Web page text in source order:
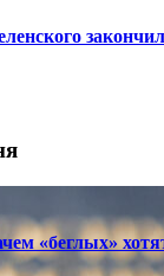
«беглых»